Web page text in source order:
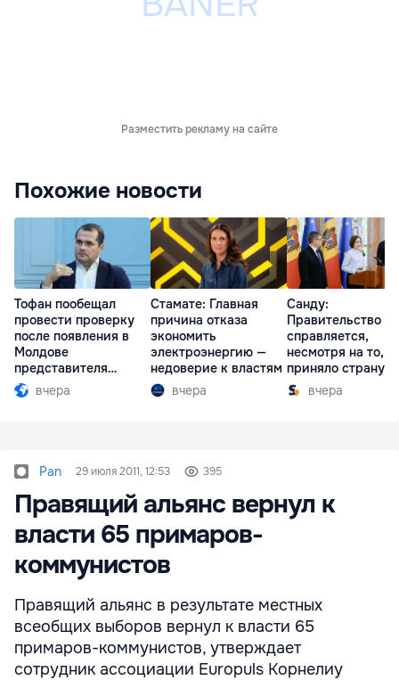
Разместить рекламу на сайте
Похожие новости
Тофан пообещал
провести проверку
после появления в
Молдове
представителя
Южной Осетии
вчера
Стамате: Главная
причина отказа
экономить
электроэнергию —
недоверие к властям
вчера
Санду:
Правительство
справляется,
несмотря на то,
приняло страну в
разгар кризиса
вчера
Pan 29 июля 2011, 12:53 395
Правящий альянс вернул к
власти 65 примаров-
коммунистов
Правящий альянс в результате местных
всеобщих выборов вернул к власти 65
примаров-коммунистов, утверждает
сотрудник ассоциации Europuls Корнелиу